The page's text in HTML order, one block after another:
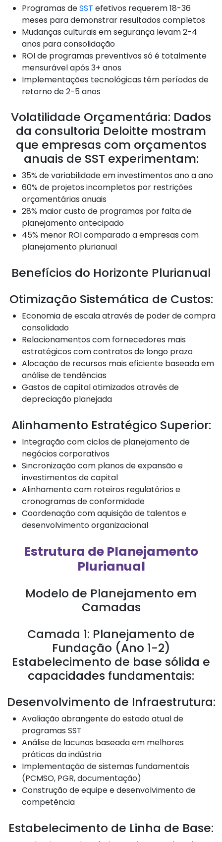
Programas deSST efetivos requerem 18-36
meses para demonstrar resultados completos
Mudanças culturais em segurança levam 2-4
anos para consolidação
ROI de programas preventivos só é totalmente
mensurável após 3+ anos
Implementações tecnológicas têm períodos de
retorno de 2-5 anos
Volatilidade Orçamentária: Dados
da consultoria Deloitte mostram
que empresas com orçamentos
anuais de SST experimentam:
35% de variabilidade em investimentos ano a ano
60% de projetos incompletos por restrições
orçamentárias anuais
28% maior custo de programas por falta de
planejamento antecipado
45% menor ROI comparado a empresas com
planejamento plurianual
Benefícios do Horizonte Plurianual
Otimização Sistemática de Custos:
Economia de escala através de poder de compra
consolidado
Relacionamentos com fornecedores mais
estratégicos com contratos de longo prazo
Alocação de recursos mais eficiente baseada em
análise de tendências
Gastos de capital otimizados através de
depreciação planejada
Alinhamento Estratégico Superior:
Integração com ciclos de planejamento de
negócios corporativos
Sincronização com planos de expansão e
investimentos de capital
Alinhamento com roteiros regulatórios e
cronogramas de conformidade
Coordenação com aquisição de talentos e
desenvolvimento organizacional
Estrutura de Planejamento
Plurianual
Modelo de Planejamento em
Camadas
Camada 1: Planejamento de
Fundação (Ano 1-2)
Estabelecimento de base sólida e
capacidades fundamentais:
Desenvolvimento de Infraestrutura:
Avaliação abrangente do estado atual de
programas SST
Análise de lacunas baseada em melhores
práticas da indústria
Implementação de sistemas fundamentais
(PCMSO, PGR, documentação)
Construção de equipe e desenvolvimento de
competência
Estabelecimento de Linha de Base: